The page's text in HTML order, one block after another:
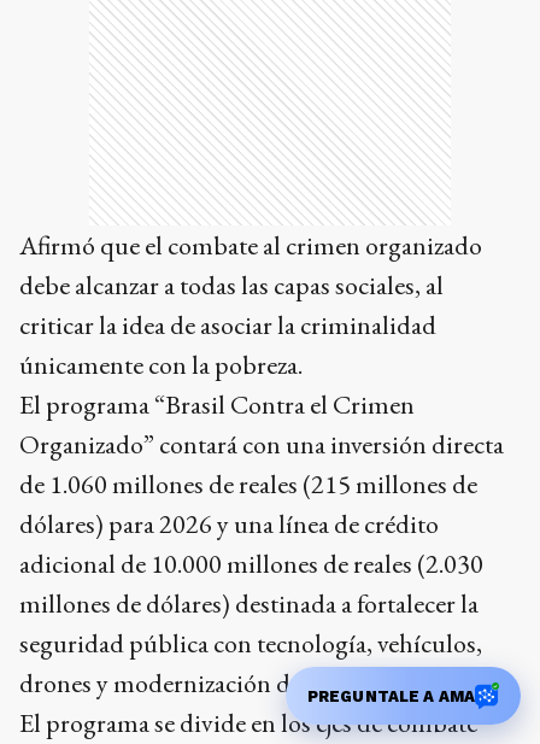
Afirmó que el combate al crimen organizado
debe alcanzar a todas las capas sociales, al
criticar la idea de asociar la criminalidad
únicamente con la pobreza.
El programa “Brasil Contra el Crimen
Organizado” contará con una inversión directa
de 1.060 millones de reales (215 millones de
dólares) para 2026 y una línea de crédito
adicional de 10.000 millones de reales (2.030
millones de dólares) destinada a fortalecer la
seguridad pública con tecnología, vehículos,
drones y modernización de cárceles.
El programa se divide en los ejes de combate
PREGUNTALE A AMA